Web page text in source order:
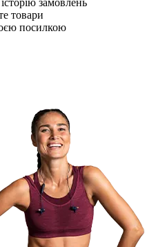
замовлень
товари
посилкою